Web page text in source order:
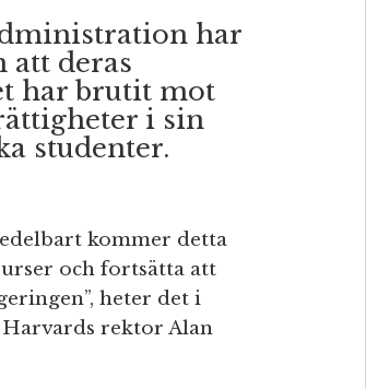
har
deras
har brutit mot
i sin
studenter.
kommer detta
och fortsätta att
heter det i
rektor Alan